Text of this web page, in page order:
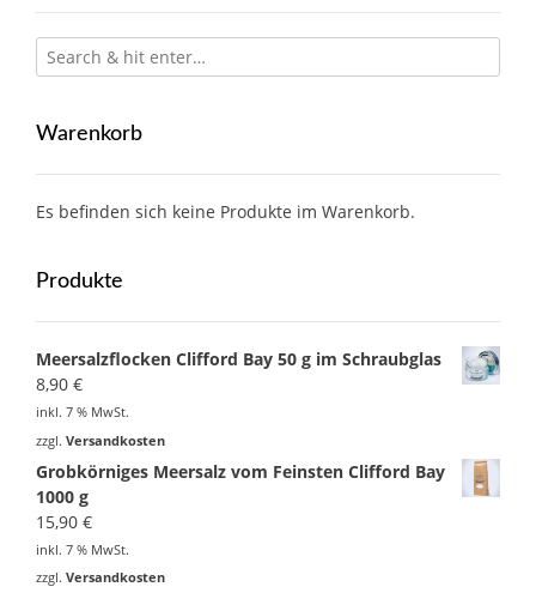
Warenkorb
Es befinden sich keine Produkte im Warenkorb.
Produkte
Meersalzflocken Clifford Bay 50 g im Schraubglas
8,90 €
inkl. 7 % MwSt.
zzgl. Versandkosten
Grobkörniges Meersalz vom Feinsten Clifford Bay
1000 g
15,90 €
inkl. 7 % MwSt.
zzgl. Versandkosten